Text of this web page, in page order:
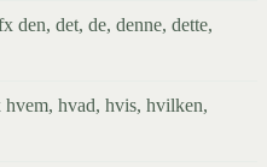
den, det, de, denne, dette,
hvem, hvad, hvis, hvilken,